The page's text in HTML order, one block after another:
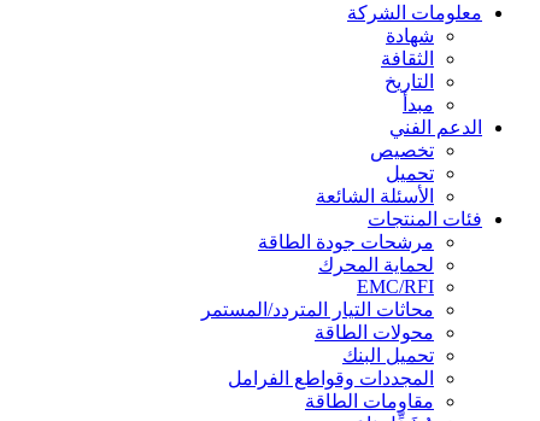
معلومات الشركة
شهادة
الثقافة
التاريخ
مبدأ
الدعم الفني
تخصيص
تحميل
الأسئلة الشائعة
فئات المنتجات
مرشحات جودة الطاقة
لحماية المحرك
EMC/RFI
محاثات التيار المتردد/المستمر
محولات الطاقة
تحميل البنك
المجددات وقواطع الفرامل
مقاومات الطاقة